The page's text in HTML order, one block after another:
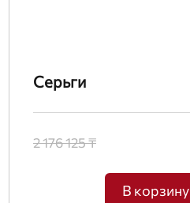
Серьги
2 176 125 ₸
В корзину